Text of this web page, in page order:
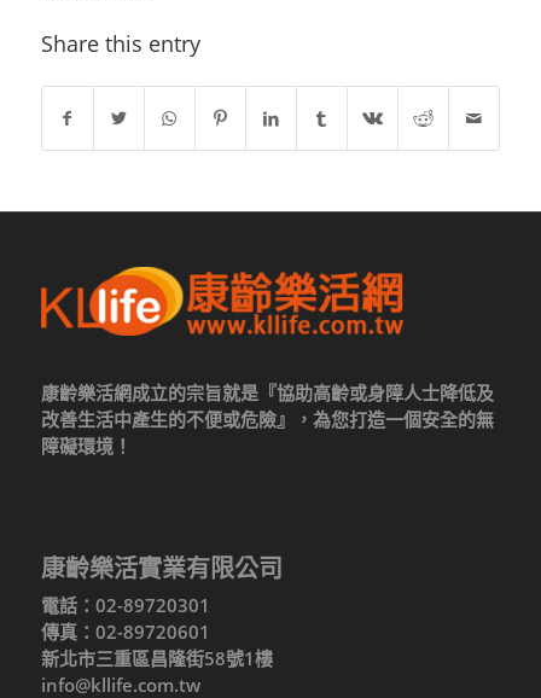
Share this entry
康齡樂活網成立的宗旨就是『協助高齡或身障人士降低及
改善生活中產生的不便或危險』，為您打造一個安全的無
障礙環境！
康齡樂活實業有限公司
電話：02-89720301
傳真：02-89720601
新北市三重區昌隆街58號1樓
info@kllife.com.tw